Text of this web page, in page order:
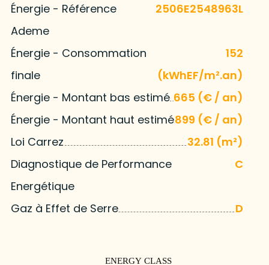
Énergie - Référence
Ademe
2506E2548963L
Énergie - Consommation
finale
152
(kWhEF/m².an)
Énergie - Montant bas estimé 665 (€ / an)
Énergie - Montant haut estimé899 (€ / an)
Loi Carrez
32.81 (m²)
Diagnostique de Performance
Energétique
C
Gaz à Effet de Serre D